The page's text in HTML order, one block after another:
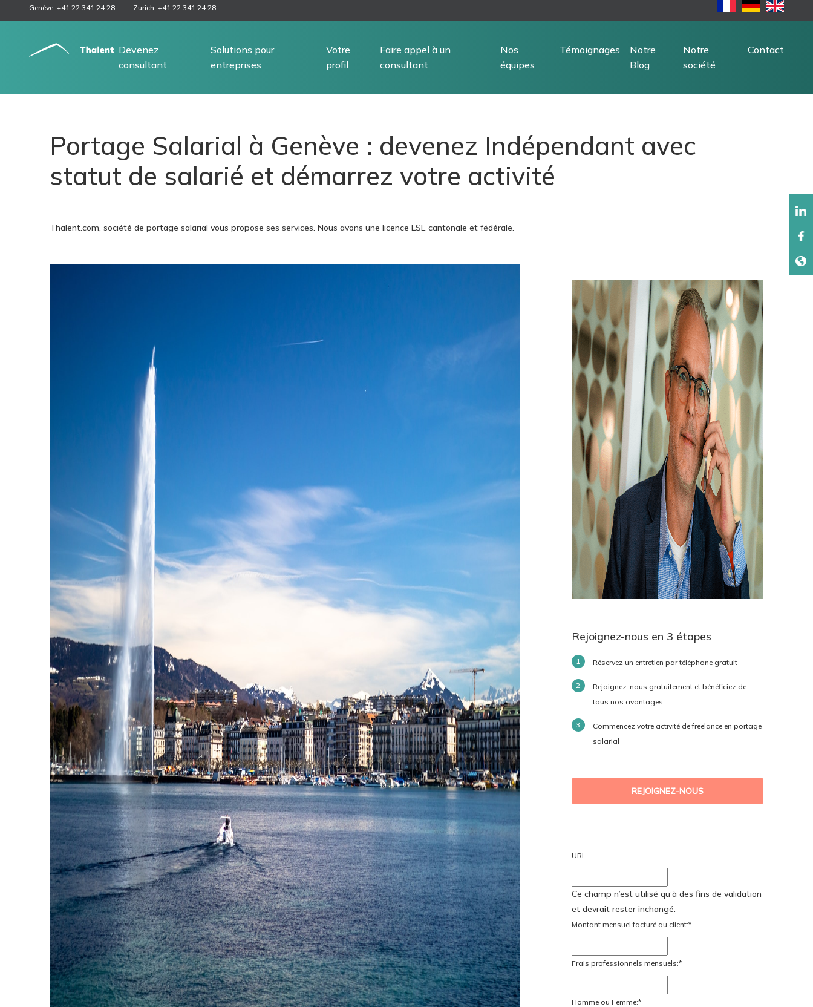
Genève: +41 22 341 24 28 Zurich: +41 22 341 24 28
Devenez
consultant
Solutions pour
entreprises
Votre
profil
Faire appel à un
consultant
Nos
équipes
Témoignages
Notre
Blog
Notre
société
Contact
Portage Salarial à Genève : devenez Indépendant avec
statut de salarié et démarrez votre activité
Thalent.com, société de portage salarial vous propose ses services. Nous avons une licence LSE cantonale et fédérale.
Rejoignez-nous en 3 étapes
Réservez un entretien par téléphone gratuit
Rejoignez-nous gratuitement et bénéficiez de
tous nos avantages
Commencez votre activité de freelance en portage
salarial
REJOIGNEZ-NOUS
URL
Ce champ n’est utilisé qu’à des fins de validation
et devrait rester inchangé.
Montant mensuel facturé au client:*
Frais professionnels mensuels:*
Homme ou Femme:*